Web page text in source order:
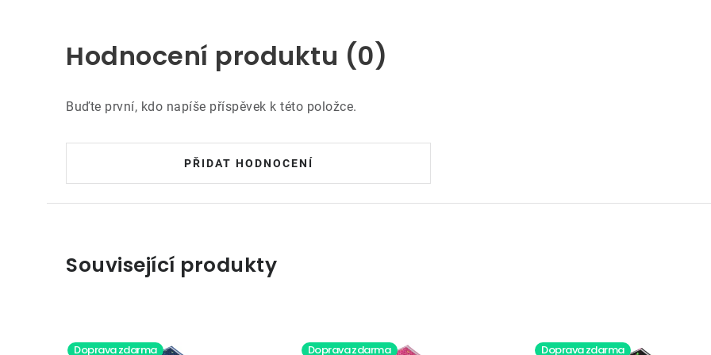
Hodnocení produktu (0)
Buďte první, kdo napíše příspěvek k této položce.
PŘIDAT HODNOCENÍ
Související produkty
Doprava zdarma Doprava zdarma Doprava zdarma